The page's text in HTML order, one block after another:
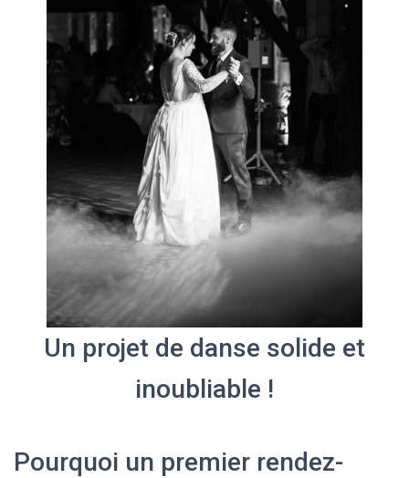
Un projet de danse solide et
inoubliable !
Pourquoi un premier rendez-